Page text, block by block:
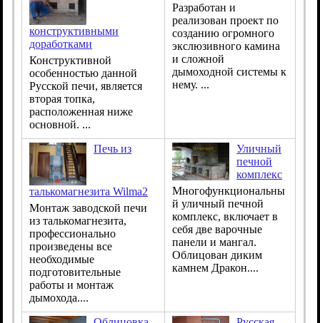
конструктивными
доработками
Конструктивной
особенностью данной
Русской печи, является
вторая топка,
расположенная ниже
основной. ...
Разработан и
реализован проект по
созданию огромного
экслюзивного камина
и сложной
дымоходной системы к
нему. ...
Печь из
талькомагнезита Wilma2
Монтаж заводской печи
из талькомагнезита,
профессионально
произведены все
необходимые
подготовительные
работы и монтаж
дымохода....
Уличный
печной
комплекс
Многофункциональны
й уличный печной
комплекс, включает в
себя две варочные
панели и мангал.
Облицован диким
камнем Дракон....